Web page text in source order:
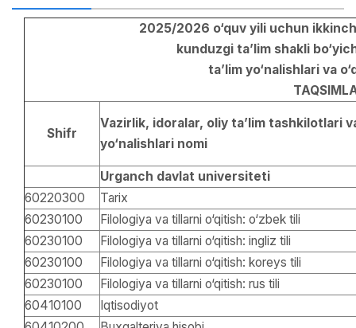
2025/2026 o‘quv yili uchun
kunduzgi ta’lim shakli
ta’lim yo‘nalishlari va
Shifr
Vazirlik, idoralar, oliy ta’lim tashkilotlari
yo‘nalishlari nomi
Urganch davlat universiteti
60220300
Tarix
60230100
Filologiya va tillarni o‘qitish: o‘zbek tili
60230100
Filologiya va tillarni o‘qitish: ingliz tili
60230100
Filologiya va tillarni o‘qitish: koreys tili
60230100
Filologiya va tillarni o‘qitish: rus tili
60410100
Iqtisodiyot